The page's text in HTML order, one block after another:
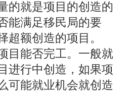
的就是项目的创造的
能满足移民局的要
超额创造的项目。
目能否完工。一般就
进行中创造，如果项
可能就业机会就创造